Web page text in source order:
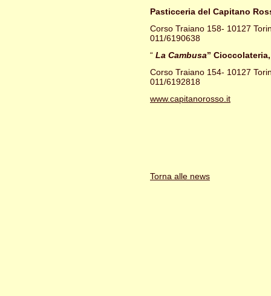
Pasticceria del Capitano
Corso Traiano 158- 10127
011/6190638
“ La Cambusa”
Corso Traiano 154- 10127
011/6192818
www.capitanorosso.it
Torna alle news